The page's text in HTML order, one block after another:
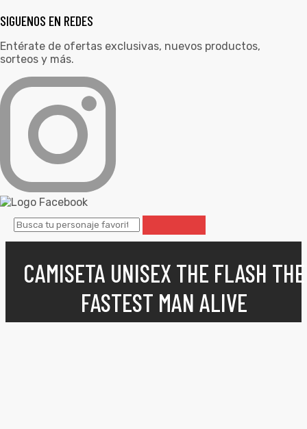
SIGUENOS EN REDES
Entérate de ofertas exclusivas, nuevos productos,
sorteos y más.
CAMISETA UNISEX THE FLASH THE
FASTEST MAN ALIVE